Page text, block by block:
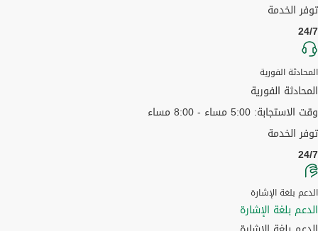
توفر الخدمة
24/7
المحادثة الفورية
المحادثة الفورية
وقت الاستجابة: 5:00 مساء - 8:00 مساء
توفر الخدمة
24/7
الدعم بلغة الإشارة
الدعم بلغة الإشارة